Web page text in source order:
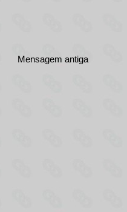
Mensagem antiga